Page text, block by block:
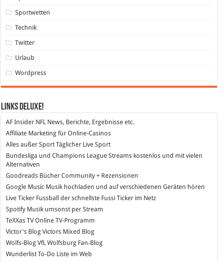
Sportwetten
Technik
Twitter
Urlaub
Wordpress
Links DeLuXe!
AF Insider NFL News, Berichte, Ergebnisse etc.
Affiliate Marketing für Online-Casinos
Alles außer SportTäglicher Live Sport
Bundesliga und Champions League Streams kostenlos und mit vielen
Alternativen
Goodreads Bücher Community + Rezensionen
Google Music Musik hochladen und auf verschiedenen Geräten hören
Live Ticker Fussball
der schnellste Fussi Ticker im Netz
SpotifyMusik umsonst per Stream
TeXXas TVOnline TV-Programm
Victor's Blog Victors Mixed Blog
Wolfs-Blog VfL Wolfsburg Fan-Blog
WunderlistTo-Do Liste im Web